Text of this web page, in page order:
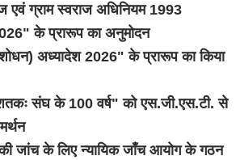
एवं ग्राम स्वराज अधिनियम 1993
के प्रारूप का अनुमोदन
अध्यादेश 2026" के प्रारूप का किया
संघ के 100 वर्ष" को एस.जी.एस.टी. से
की जांच के लिए न्यायिक जाँच आयोग के गठन